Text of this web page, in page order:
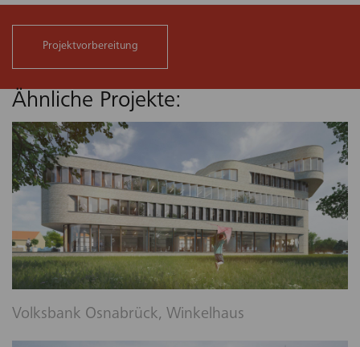
Projektvorbereitung
Ähnliche Projekte:
Volksbank Osnabrück, Winkelhaus